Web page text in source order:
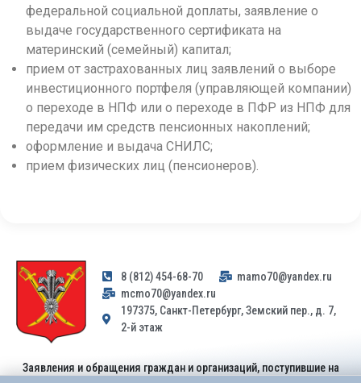
федеральной социальной доплаты, заявление о
выдаче государственного сертификата на
материнский (семейный) капитал;
прием от застрахованных лиц заявлений о выборе
инвестиционного портфеля (управляющей компании)
о переходе в НПФ или о переходе в ПФР из НПФ для
передачи им средств пенсионных накоплений;
оформление и выдача СНИЛС;
прием физических лиц (пенсионеров).
8 (812) 454-68-70
mamo70@yandex.ru
mcmo70@yandex.ru
197375, Санкт-Петербург, Земский пер., д. 7,
2-й этаж
Заявления и обращения граждан и организаций, поступившие на